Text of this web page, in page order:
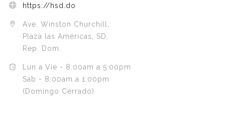
https://hsd.do
Ave. Winston Churchill,
Plaza las Américas, SD,
Rep. Dom.
Lun a Vie - 8:00am a 5:00pm
Sab - 8:00am a 1:00pm
(Domingo Cerrado)